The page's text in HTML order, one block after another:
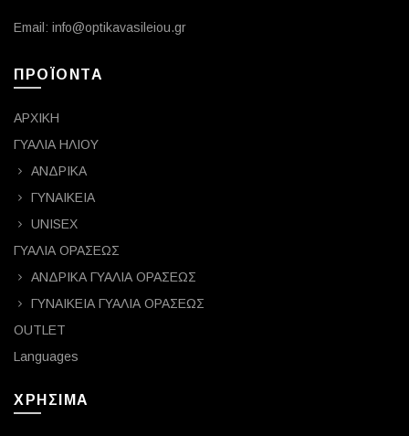
Email: info@optikavasileiou.gr
ΠΡΟΪΟΝΤΑ
ΑΡΧΙΚΗ
ΓΥΑΛΙΑ ΗΛΙΟΥ
ΑΝΔΡΙΚΑ
ΓΥΝΑΙΚΕΙΑ
UNISEX
ΓΥΑΛΙΑ ΟΡΑΣΕΩΣ
ΑΝΔΡΙΚΑ ΓΥΑΛΙΑ ΟΡΑΣΕΩΣ
ΓΥΝΑΙΚΕΙΑ ΓΥΑΛΙΑ ΟΡΑΣΕΩΣ
OUTLET
Languages
ΧΡΗΣΙΜΑ